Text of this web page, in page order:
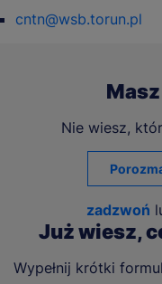
cntn@wsb.torun.pl
Nie wiesz,
zadzwoń
Już wiesz,
Wypełnij krótki